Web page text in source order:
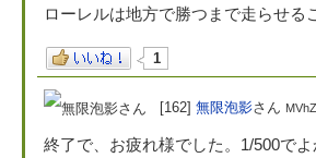
ローレルは地方で勝つまで走らせ
1
[162] 無限泡影さん
終了で、お疲れ様でした。1/500で